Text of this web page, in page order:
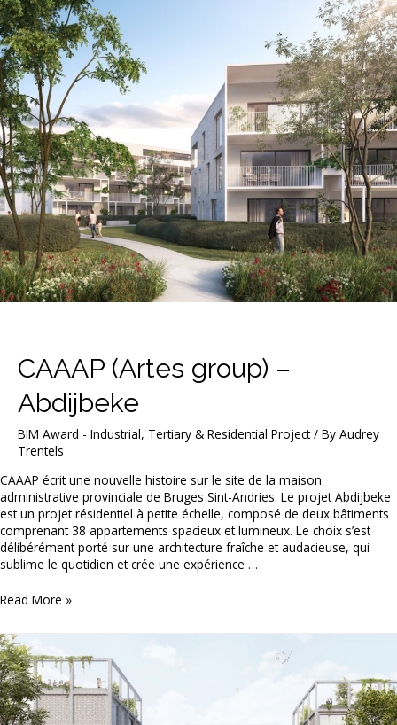
CAAAP (Artes group) –
Abdijbeke
BIM Award - Industrial, Tertiary & Residential Project/ By Audrey
Trentels
CAAAP écrit une nouvelle histoire sur le site de la maison
administrative provinciale de Bruges Sint-Andries. Le projet Abdijbeke
est un projet résidentiel à petite échelle, composé de deux bâtiments
comprenant 38 appartements spacieux et lumineux. Le choix s’est
délibérément porté sur une architecture fraîche et audacieuse, qui
sublime le quotidien et crée une expérience …
CAAAP
group)
–
Abdijbeke
Read More »